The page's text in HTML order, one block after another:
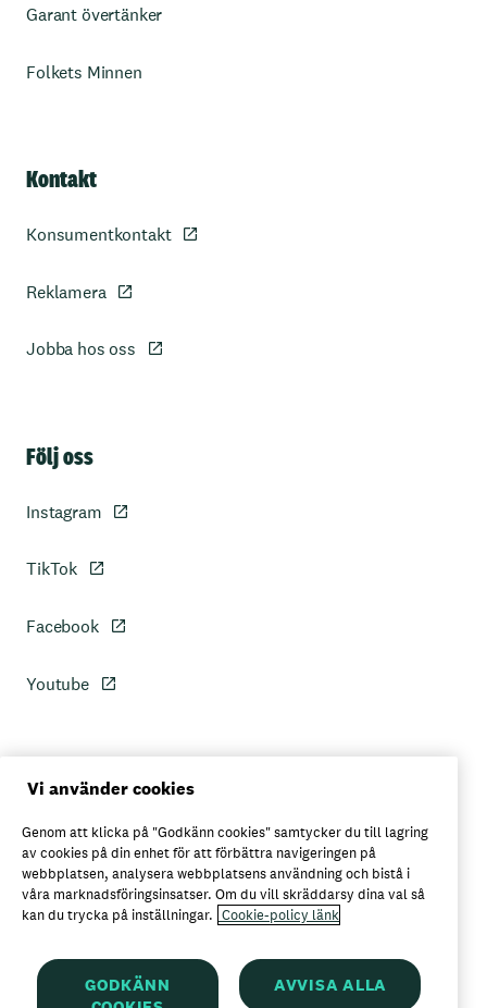
Garant övertänker
Folkets Minnen
Kontakt
Konsumentkontakt
Reklamera
Jobba hos oss
Följ oss
Instagram
TikTok
Facebook
Youtube
Personuppgiftspolicy
Axfoods integritetspolicy
Här kan du köpa Garant
Vi använder cookies
Genom att klicka på "Godkänn cookies" samtycker du till lagring
av cookies på din enhet för att förbättra navigeringen på
webbplatsen, analysera webbplatsens användning och bistå i
våra marknadsföringsinsatser. Om du vill skräddarsy dina val så
kan du trycka på inställningar. Cookie-policy länk
GODKÄNN
AVVISA ALLA